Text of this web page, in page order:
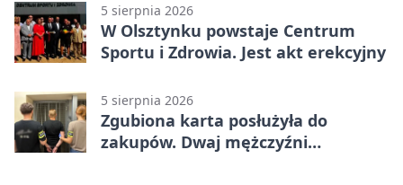
5 sierpnia 2026
W Olsztynku powstaje Centrum
Sportu i Zdrowia. Jest akt erekcyjny
5 sierpnia 2026
Zgubiona karta posłużyła do
zakupów. Dwaj mężczyźni